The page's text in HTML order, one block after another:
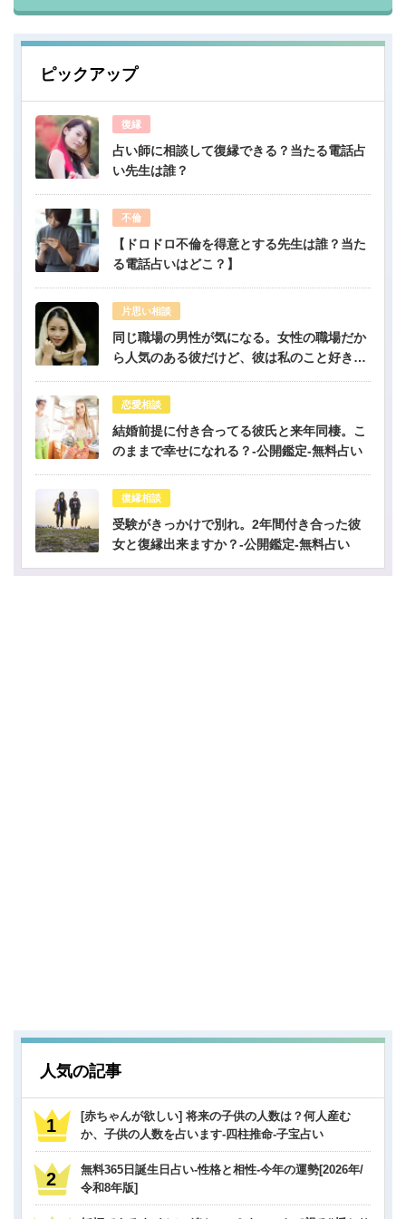
ピックアップ
復縁
占い師に相談して復縁できる？当たる電話占
い先生は誰？
不倫
【ドロドロ不倫を得意とする先生は誰？当た
る電話占いはどこ？】
片思い相談
同じ職場の男性が気になる。女性の職場だか
ら人気のある彼だけど、彼は私のこと好き？-
恋愛相談
結婚前提に付き合ってる彼氏と来年同棲。こ
のままで幸せになれる？-公開鑑定-無料占い
復縁相談
受験がきっかけで別れ。2年間付き合った彼
女と復縁出来ますか？-公開鑑定-無料占い
人気の記事
[赤ちゃんが欲しい] 将来の子供の人数は？何人産む
か、子供の人数を占います-四柱推命-子宝占い
無料365日誕生日占い-性格と相性-今年の運勢[2026年/
令和8年版]